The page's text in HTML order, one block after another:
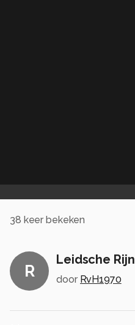
38 keer bekeken
R
Leidsche Rijn
door RvH1970